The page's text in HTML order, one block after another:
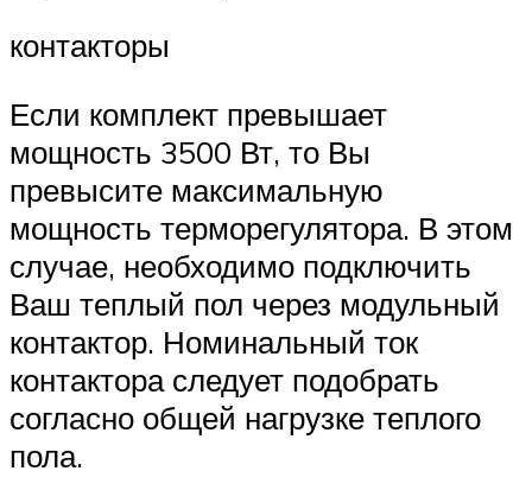
контакторы
Если комплект превышает
мощность 3500 Вт, то Вы
превысите максимальную
мощность терморегулятора. В этом
случае, необходимо подключить
Ваш теплый пол через модульный
контактор. Номинальный ток
контактора следует подобрать
согласно общей нагрузке теплого
пола.